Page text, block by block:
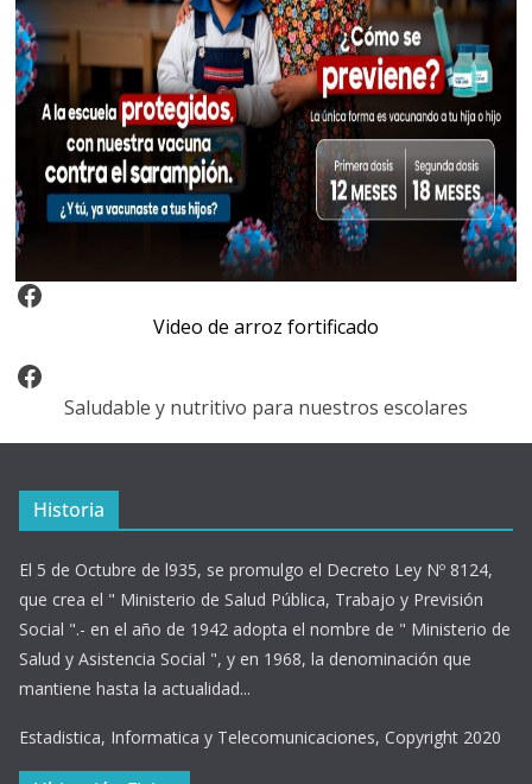
Video Arroz Fortificado
Video de arroz fortificado
Facebook
Saludable y nutritivo para nuestros escolares
Historia
El 5 de Octubre de l935, se promulgo el Decreto Ley Nº 8124,
que crea el " Ministerio de Salud Pública, Trabajo y Previsión
Social ".- en el año de 1942 adopta el nombre de " Ministerio de
Salud y Asistencia Social ", y en 1968, la denominación que
mantiene hasta la actualidad...
Estadistica, Informatica y Telecomunicaciones, Copyright 2020